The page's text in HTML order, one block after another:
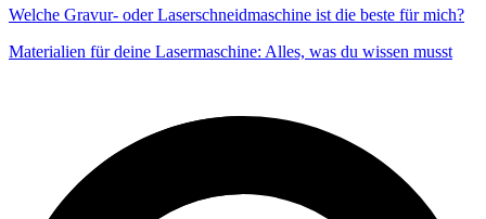
Welche Gravur- oder Laserschneidmaschine ist die beste für mich?
Materialien für deine Lasermaschine: Alles, was du wissen musst